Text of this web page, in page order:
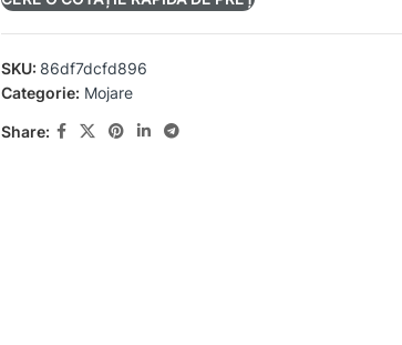
SKU: 86df7dcfd896
Categorie: Mojare
Share: